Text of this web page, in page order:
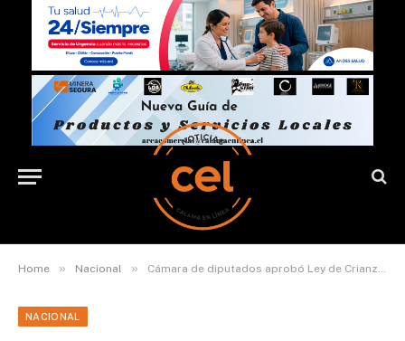
Home » Nacional » Cámara de diputados aprobó Ley de Crianza Protegida que favorecerá a más de 850 familias a nivel nacional
NACIONAL